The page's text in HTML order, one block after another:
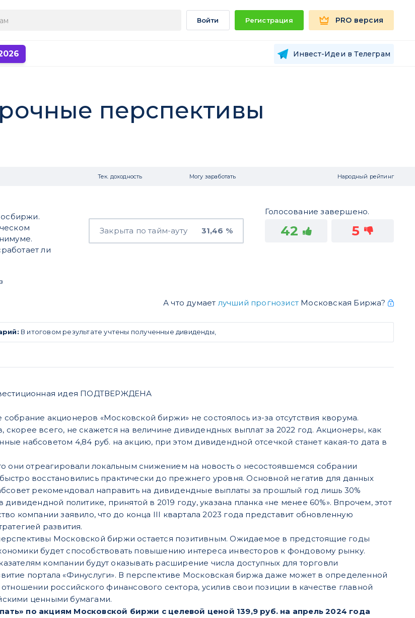
Войти Регистрация PRO версия
Инвест-Идеи в Телеграм
перспективы
Тек. доходность Могу заработать Народный рейтинг
ли
Закрыта по тайм-ауту 31,46 %
Голосование завершено.
42 5
А что думает лучший прогнозистМосковская Биржа?
В итоговом результате учтены полученные дивиденды,
идея ПОДТВЕРЖДЕНА
акционеров «Московской биржи» не состоялось из-за отсутствия кворума.
всего, не скажется на величине дивидендных выплат за 2022 год. Акционеры, как
набсоветом 4,84 руб. на акцию, при этом дивидендной отсечкой станет какая-то дата в
они отреагировали локальным снижением на новость о несостоявшемся собрании
восстановились практически до прежнего уровня. Основной негатив для данных
рекомендовал направить на дивидендные выплаты за прошлый год лишь 30%
дивидендной политике, принятой в 2019 году, указана планка «не менее 60%». Впрочем, этот
компании заявило, что до конца III квартала 2023 года представит обновленную
развития.
Московской биржи остается позитивным. Ожидаемое в предстоящие годы
будет способствовать повышению интереса инвесторов к фондовому рынку.
компании будут оказывать расширение числа доступных для торговли
портала «Финуслуги». В перспективе Московская биржа даже может в определенной
российского финансового сектора, усилив свои позиции в качестве главной
ценными бумагами.
по акциям Московской биржи с целевой ценой 139,9 руб. на апрель 2024 года